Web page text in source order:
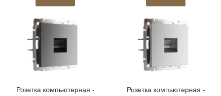
Розетка компьютерная -
Розетка компьютерная -